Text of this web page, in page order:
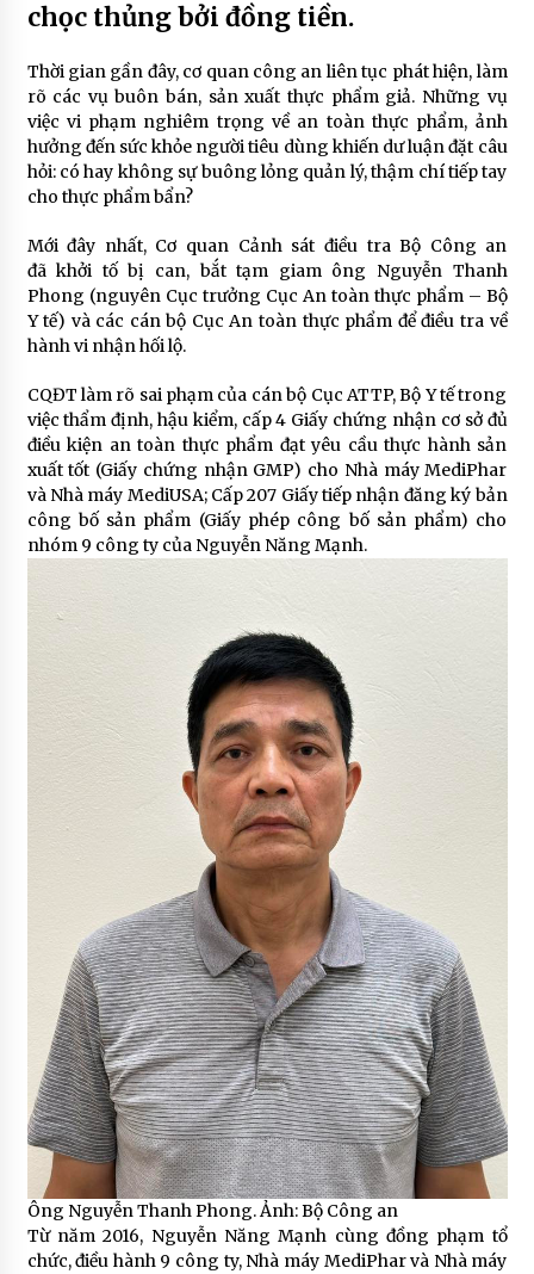
chọc thủng bởi đồng tiền.
Thời gian gần đây, cơ quan công an liên tục phát hiện, làm
rõ các vụ buôn bán, sản xuất thực phẩm giả. Những vụ
việc vi phạm nghiêm trọng về an toàn thực phẩm, ảnh
hưởng đến sức khỏe người tiêu dùng khiến dư luận đặt câu
hỏi: có hay không sự buông lỏng quản lý, thậm chí tiếp tay
cho thực phẩm bẩn?
Mới đây nhất, Cơ quan Cảnh sát điều tra Bộ Công an
đã khởi tố bị can, bắt tạm giam ông Nguyễn Thanh
Phong (nguyên Cục trưởng Cục An toàn thực phẩm – Bộ
Y tế) và các cán bộ Cục An toàn thực phẩm để điều tra về
hành vi nhận hối lộ.
CQĐT làm rõ sai phạm của cán bộ Cục ATTP, Bộ Y tế trong
việc thẩm định, hậu kiểm, cấp 4 Giấy chứng nhận cơ sở đủ
điều kiện an toàn thực phẩm đạt yêu cầu thực hành sản
xuất tốt (Giấy chứng nhận GMP) cho Nhà máy MediPhar
và Nhà máy MediUSA; Cấp 207 Giấy tiếp nhận đăng ký bản
công bố sản phẩm (Giấy phép công bố sản phẩm) cho
nhóm 9 công ty của Nguyễn Năng Mạnh.
Ông Nguyễn Thanh Phong. Ảnh: Bộ Công an
Từ năm 2016, Nguyễn Năng Mạnh cùng đồng phạm tổ
chức, điều hành 9 công ty, Nhà máy MediPhar và Nhà máy